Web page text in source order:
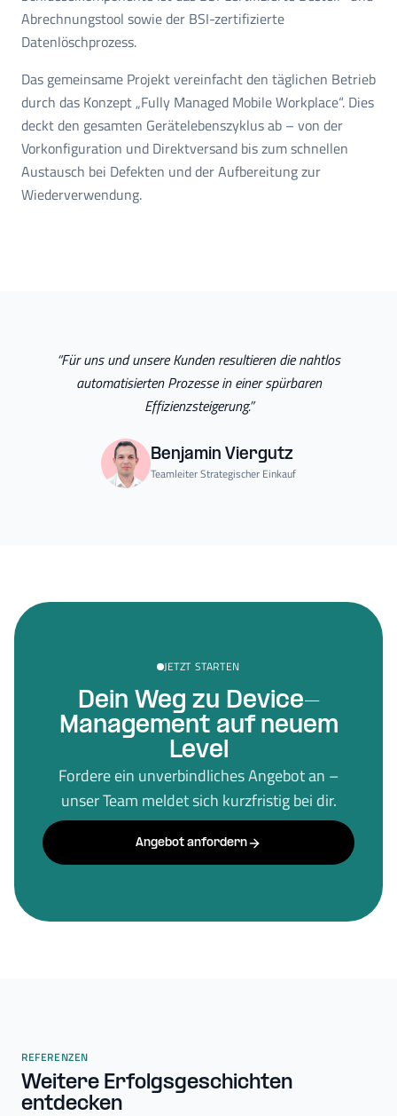
Abrechnungstool sowie der BSI-zertifizierte
Datenlöschprozess.
Das gemeinsame Projekt vereinfacht den täglichen Betrieb
durch das Konzept „Fully Managed Mobile Workplace“. Dies
deckt den gesamten Gerätelebenszyklus ab – von der
Vorkonfiguration und Direktversand bis zum schnellen
Austausch bei Defekten und der Aufbereitung zur
Wiederverwendung.
“Für uns und unsere Kunden resultieren die nahtlos
automatisierten Prozesse in einer spürbaren
Effizienzsteigerung.”
Benjamin Viergutz
Teamleiter Strategischer Einkauf
JETZT STARTEN
Dein Weg zu Device-
Management auf neuem
Level
Fordere ein unverbindliches Angebot an –
unser Team meldet sich kurzfristig bei dir.
Angebot anfordern
REFERENZEN
Weitere Erfolgsgeschichten
entdecken